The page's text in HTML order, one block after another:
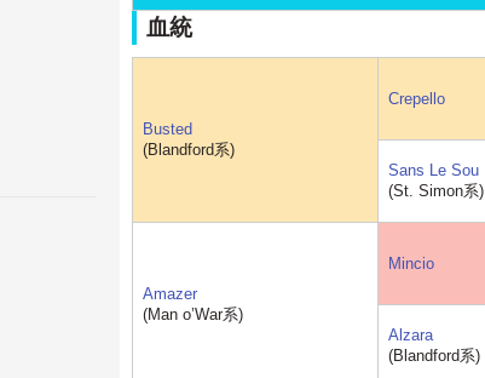
血統
Busted
(Blandford系)
Crepello
Sans Le Sou
(St. Simon系)
Amazer
(Man o’War系)
Mincio
Alzara
(Blandford系)